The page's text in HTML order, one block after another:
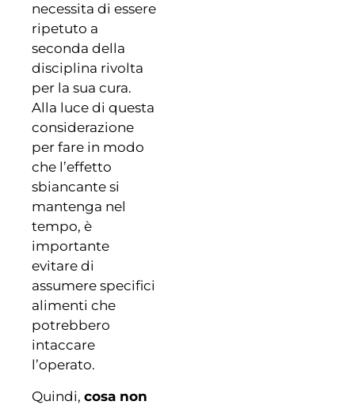
necessita di essere
ripetuto a
seconda della
disciplina rivolta
per la sua cura.
Alla luce di questa
considerazione
per fare in modo
che l’effetto
sbiancante si
mantenga nel
tempo, è
importante
evitare di
assumere specifici
alimenti che
potrebbero
intaccare
l’operato.
Quindi, cosa non